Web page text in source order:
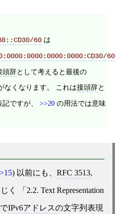
60 は
60
頭辞として考えると最後の
なくなります。 これは接頭辞と
ですが、 >>20 の用法では意味
) 以前にも、 RFC 3513,
く 2.2. Text Representation
でIPv6アドレスの文字列表現